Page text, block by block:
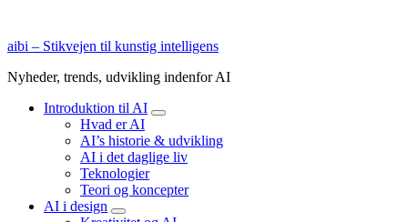
aibi – Stikvejen til kunstig intelligens
Nyheder, trends, udvikling indenfor AI
Introduktion til AI
expand
child
menu
Hvad er AI
AI’s historie & udvikling
AI i det daglige liv
Teknologier
Teori og koncepter
AI i design
expand